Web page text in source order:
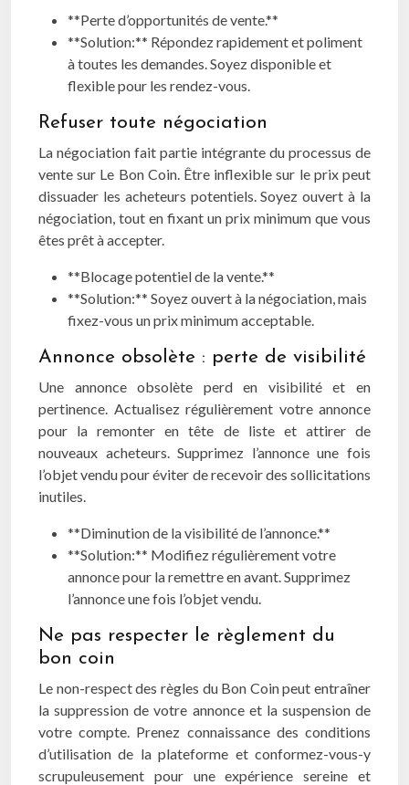
**Perte d’opportunités de vente.**
**Solution:** Répondez rapidement et poliment
à toutes les demandes. Soyez disponible et
flexible pour les rendez-vous.
Refuser toute négociation
La négociation fait partie intégrante du processus de
vente sur Le Bon Coin. Être inflexible sur le prix peut
dissuader les acheteurs potentiels. Soyez ouvert à la
négociation, tout en fixant un prix minimum que vous
êtes prêt à accepter.
**Blocage potentiel de la vente.**
**Solution:** Soyez ouvert à la négociation, mais
fixez-vous un prix minimum acceptable.
Annonce obsolète : perte de visibilité
Une annonce obsolète perd en visibilité et en
pertinence. Actualisez régulièrement votre annonce
pour la remonter en tête de liste et attirer de
nouveaux acheteurs. Supprimez l’annonce une fois
l’objet vendu pour éviter de recevoir des sollicitations
inutiles.
**Diminution de la visibilité de l’annonce.**
**Solution:** Modifiez régulièrement votre
annonce pour la remettre en avant. Supprimez
l’annonce une fois l’objet vendu.
Ne pas respecter le règlement du
bon coin
Le non-respect des règles du Bon Coin peut entraîner
la suppression de votre annonce et la suspension de
votre compte. Prenez connaissance des conditions
d’utilisation de la plateforme et conformez-vous-y
scrupuleusement pour une expérience sereine et